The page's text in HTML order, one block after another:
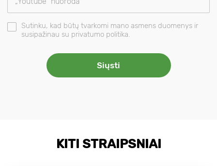
Sutinku, kad būtų tvarkomi mano asmens duomenys ir
susipažinau su privatumo politika.
KITI STRAIPSNIAI